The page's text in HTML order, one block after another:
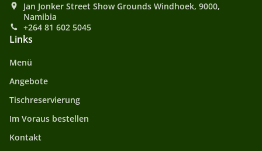
Jan Jonker Street Show Grounds Windhoek, 9000,
Namibia
+264 81 602 5045
Links
Menü
Angebote
Tischreservierung
Im Voraus bestellen
Kontakt